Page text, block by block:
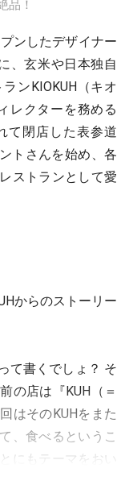
品！
ンしたデザイナー
、玄米や日本独自
ンKIOKUH（キオ
レクターを務める
て閉店した表参道
トさんを始め、各
ストランとして愛
からのストーリー
て書くでしょ？ そ
の店は『KUH（＝
はそのKUHをまた
、食べるというこ
にもテーマをおい